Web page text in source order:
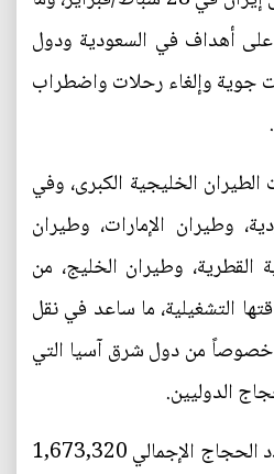
على أهداف في السعودية ودول
جوية وإلغاء رحلات واضطراب
الخليجية الكبرى، وفي
وطيران الإمارات، وطيران
القطرية، وطيران الخليج، من
التشغيلية، ما ساعد في نقل
خصوصاً من دول شرق آسيا التي
الدوليين.
وفي العام الماضي، بلغ عدد الحجاج الإجمالي 1,673,320